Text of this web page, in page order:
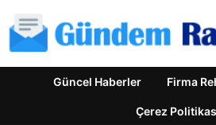
Güncel Haberler Firma
Çerez